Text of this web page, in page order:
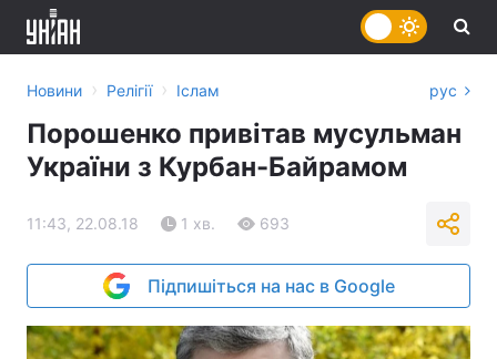
Новини › Релігії › Іслам рус
Порошенко привітав мусульман
України з Курбан-Байрамом
11:43, 22.08.18 1 хв. 693
Підпишіться на нас в Google